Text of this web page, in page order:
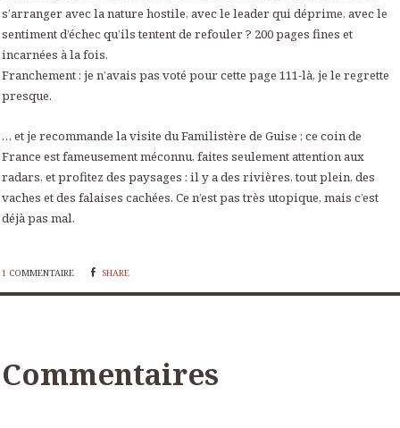
s’arranger avec la nature hostile, avec le leader qui déprime, avec le
sentiment d’échec qu’ils tentent de refouler ? 200 pages fines et
incarnées à la fois.
Franchement : je n’avais pas voté pour cette page 111-là, je le regrette
presque.
… et je recommande la visite du Familistère de Guise : ce coin de
France est fameusement méconnu, faites seulement attention aux
radars, et profitez des paysages : il y a des rivières, tout plein, des
vaches et des falaises cachées. Ce n’est pas très utopique, mais c’est
déjà pas mal.
1 COMMENTAIRE SHARE
Commentaires